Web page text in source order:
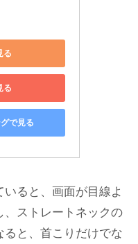
る
る
で見る
ると、画面が目線よ
、ストレートネックの
ると、首こりだけでな